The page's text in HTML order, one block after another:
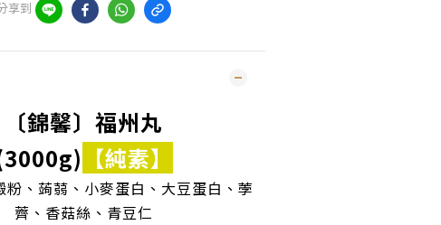
享到
〔錦馨〕福州丸
【純素】
粉、蒟蒻、小麥蛋白、大豆蛋白、荸
薺、香菇絲、青豆仁